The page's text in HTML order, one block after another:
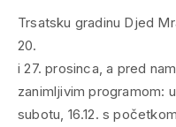
Trsatsku gradinu Djed
20.
i 27. prosinca, a pred
zanimljivim programom: u
subotu, 16.12. s